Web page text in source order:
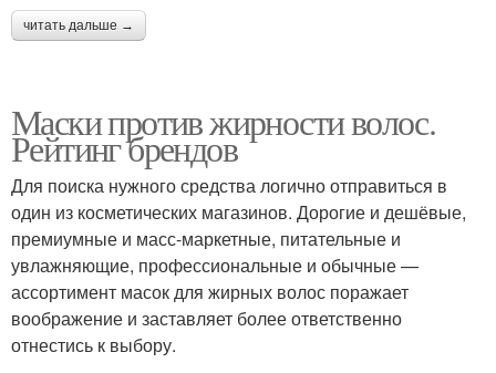
читать дальше →
Маски против жирности волос.
Рейтинг брендов
Для поиска нужного средства логично отправиться в
один из косметических магазинов. Дорогие и дешёвые,
премиумные и масс-маркетные, питательные и
увлажняющие, профессиональные и обычные —
ассортимент масок для жирных волос поражает
воображение и заставляет более ответственно
отнестись к выбору.